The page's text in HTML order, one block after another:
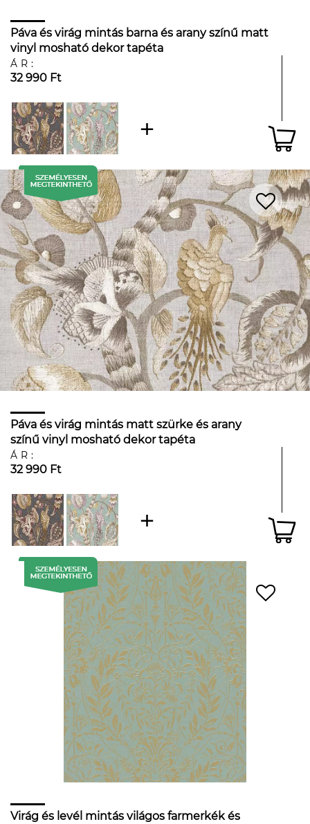
Páva és virág mintás barna és arany színű matt
vinyl mosható dekor tapéta
ÁR:
32 990 Ft
Páva és virág mintás matt szürke és arany
színű vinyl mosható dekor tapéta
ÁR:
32 990 Ft
Virág és levél mintás világos farmerkék és